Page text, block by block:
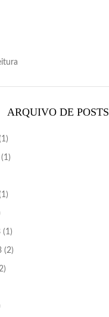
ARQUIVO DE POSTS
(1)
(1)
(2)